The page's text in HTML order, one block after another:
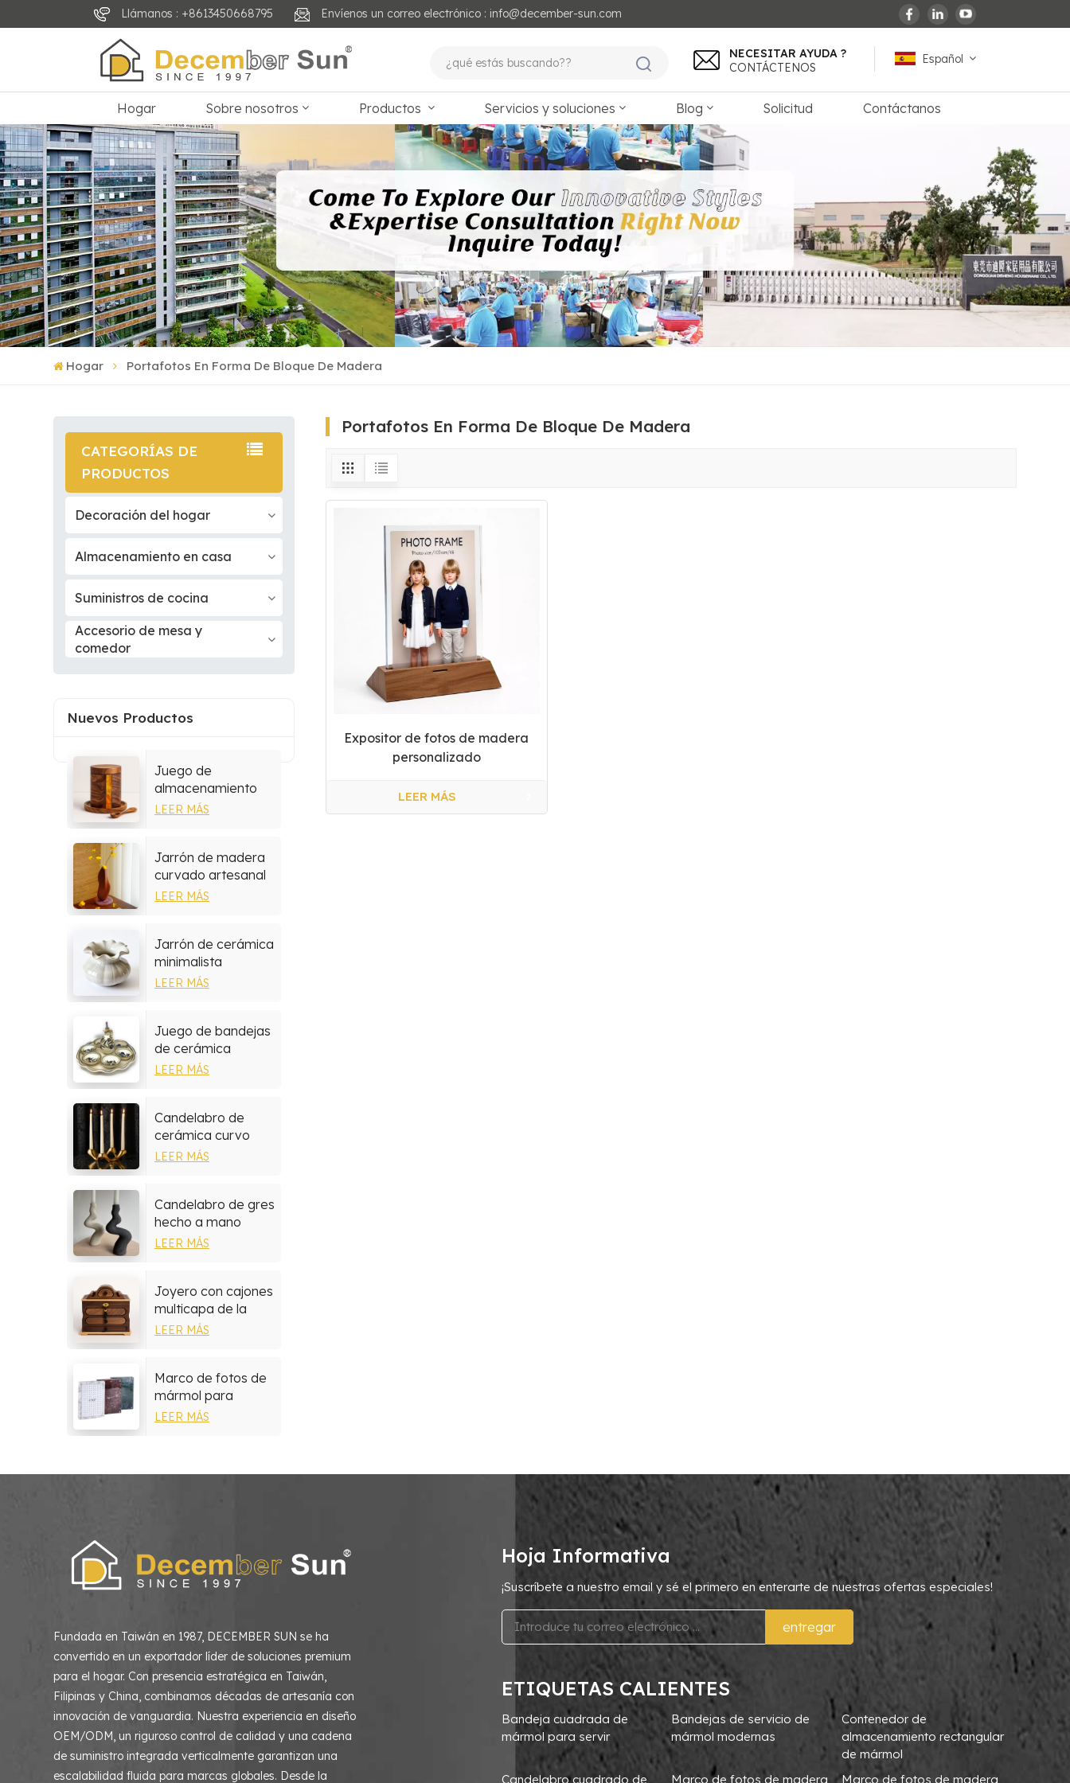
Llámanos : +8613450668795 Envíenos un correo electrónico : info@december-sun.com
Español
français
Deutsch
العربية
NECESITAR AYUDA ?
CONTÁCTENOS
Hogar Sobre nosotros Productos Servicios y soluciones Blog Solicitud Contáctanos
Hogar Portafotos En Forma De Bloque De Madera
CATEGORÍAS DE
PRODUCTOS
Decoración del hogar
Almacenamiento en casa
Suministros de cocina
Accesorio de mesa y
comedor
Nuevos Productos
Juego de
almacenamiento
multiusos de resina
LEER MÁS
Jarrón de madera
curvado artesanal
hecho a mano
LEER MÁS
Jarrón de cerámica
minimalista
LEER MÁS
Juego de bandejas
de cerámica
mediterránea
LEER MÁS
Candelabro de
cerámica curvo
moderno
LEER MÁS
Candelabro de gres
hecho a mano
LEER MÁS
Joyero con cajones
multicapa de la
colección de
LEER MÁS
Marco de fotos de
mármol para
decoración del
LEER MÁS
Portafotos En Forma De Bloque De Madera
Expositor de fotos de madera
personalizado
LEER MÁS
Fundada en Taiwán en 1987, DECEMBER SUN se ha
convertido en un exportador líder de soluciones premium
para el hogar. Con presencia estratégica en Taiwán,
Filipinas y China, combinamos décadas de artesanía con
innovación de vanguardia. Nuestra experiencia en diseño
OEM/ODM, un riguroso control de calidad y una cadena
de suministro integrada verticalmente garantizan una
escalabilidad fluida para marcas globales. Desde la
Hoja Informativa
¡Suscríbete a nuestro email y sé el primero en enterarte de nuestras ofertas especiales!
entregar
ETIQUETAS CALIENTES
Bandeja cuadrada de
mármol para servir
Bandejas de servicio de
mármol modernas
Contenedor de
almacenamiento rectangular
de mármol
Candelabro cuadrado de
Marco de fotos de madera Marco de fotos de madera